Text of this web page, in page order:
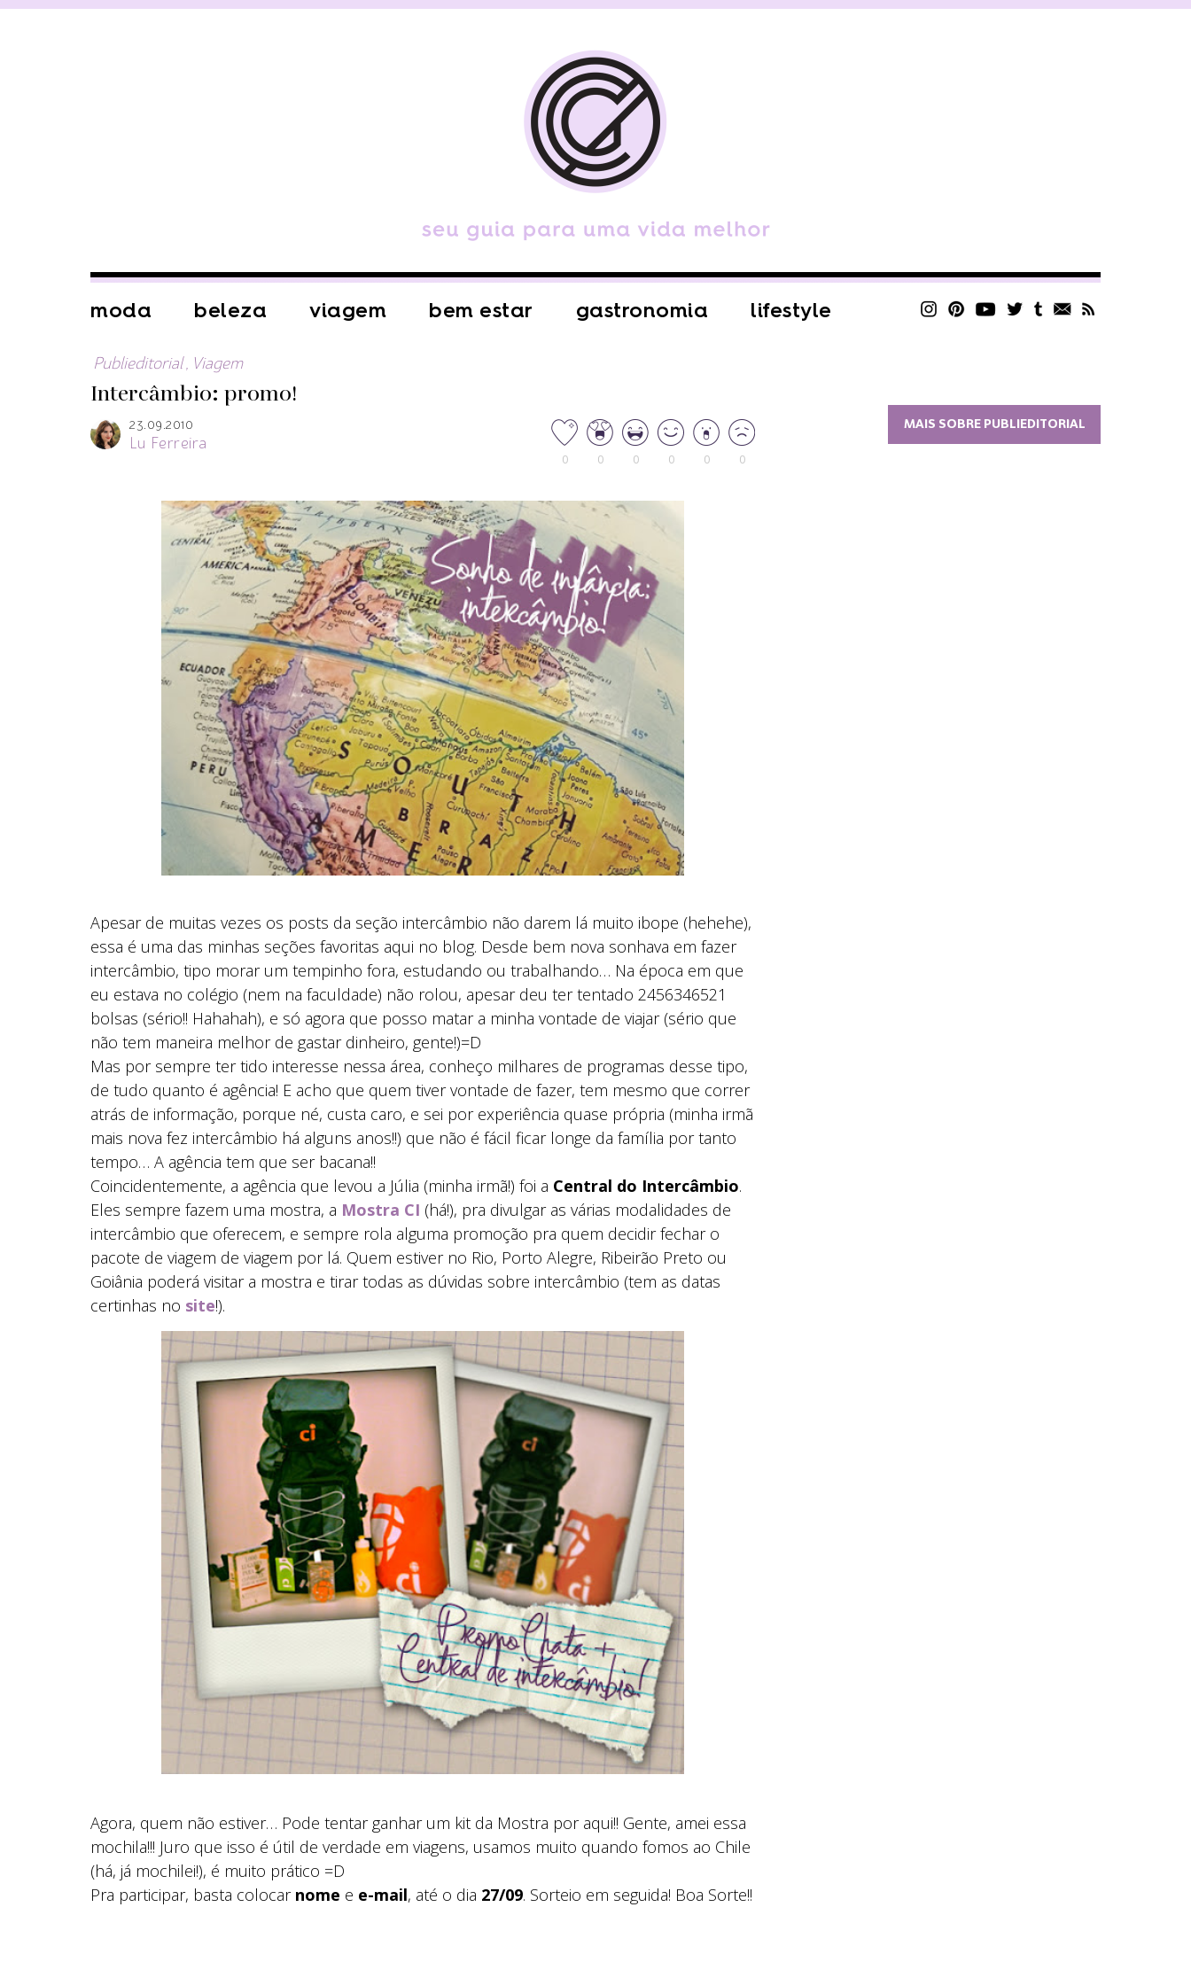
moda beleza viagem bem estar gastronomia lifestyle
Publieditorial , Viagem
Intercâmbio: promo!
23.09.2010
Lu Ferreira
0 0 0 0 0 0
Apesar de muitas vezes os posts da seção intercâmbio não darem lá muito ibope (hehehe),
essa é uma das minhas seções favoritas aqui no blog. Desde bem nova sonhava em fazer
intercâmbio, tipo morar um tempinho fora, estudando ou trabalhando… Na época em que
eu estava no colégio (nem na faculdade) não rolou, apesar deu ter tentado 2456346521
bolsas (sério!! Hahahah), e só agora que posso matar a minha vontade de viajar (sério que
não tem maneira melhor de gastar dinheiro, gente!)=D
Mas por sempre ter tido interesse nessa área, conheço milhares de programas desse tipo,
de tudo quanto é agência! E acho que quem tiver vontade de fazer, tem mesmo que correr
atrás de informação, porque né, custa caro, e sei por experiência quase própria (minha irmã
mais nova fez intercâmbio há alguns anos!!) que não é fácil ficar longe da família por tanto
tempo… A agência tem que ser bacana!!
Coincidentemente, a agência que levou a Júlia (minha irmã!) foi a Central do Intercâmbio.
Eles sempre fazem uma mostra, a Mostra CI (há!), pra divulgar as várias modalidades de
intercâmbio que oferecem, e sempre rola alguma promoção pra quem decidir fechar o
pacote de viagem de viagem por lá. Quem estiver no Rio, Porto Alegre, Ribeirão Preto ou
Goiânia poderá visitar a mostra e tirar todas as dúvidas sobre intercâmbio (tem as datas
certinhas no site!).
Agora, quem não estiver… Pode tentar ganhar um kit da Mostra por aqui!! Gente, amei essa
mochila!!! Juro que isso é útil de verdade em viagens, usamos muito quando fomos ao Chile
(há, já mochilei!), é muito prático =D
Pra participar, basta colocar nome e e-mail, até o dia 27/09. Sorteio em seguida! Boa Sorte!!
MAIS SOBRE PUBLIEDITORIAL